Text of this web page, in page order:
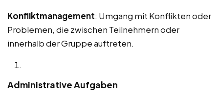
Konfliktmanagement: Umgang mit Konflikten oder
Problemen, die zwischen Teilnehmern oder
innerhalb der Gruppe auftreten.
Administrative Aufgaben